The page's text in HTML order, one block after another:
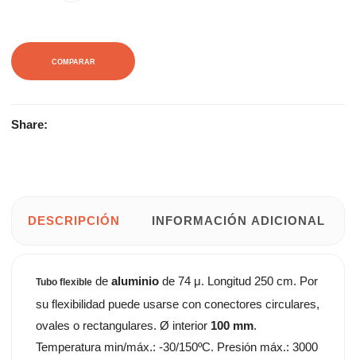
COMPARAR
Share:
DESCRIPCIÓN INFORMACIÓN ADICIONAL
Tubo flexible dealuminio de 74 μ. Longitud 250 cm. Por
su flexibilidad puede usarse con conectores circulares,
ovales o rectangulares. Ø interior 100 mm.
Temperatura min/máx.: -30/150ºC. Presión máx.: 3000